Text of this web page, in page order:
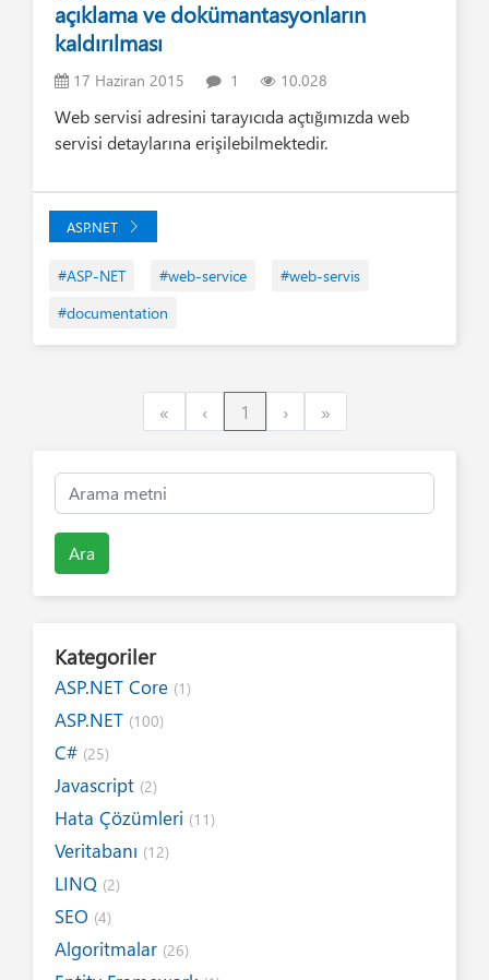
açıklama ve dokümantasyonların
kaldırılması
17 Haziran 2015 1 10.028
Web servisi adresini tarayıcıda açtığımızda web
servisi detaylarına erişilebilmektedir.
ASP.NET
#ASP-NET #web-service
#web-servis
#documentation
«First ‹Previous
1 ›Next»Last
Ara
Kategoriler
ASP.NET Core (1)
ASP.NET (100)
C# (25)
Javascript (2)
Hata Çözümleri (11)
Veritabanı (12)
LINQ (2)
SEO (4)
Algoritmalar (26)